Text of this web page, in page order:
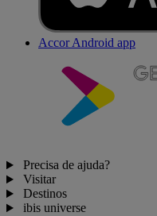
Accor Android app
Precisa de ajuda?
Visitar
Destinos
ibis universe